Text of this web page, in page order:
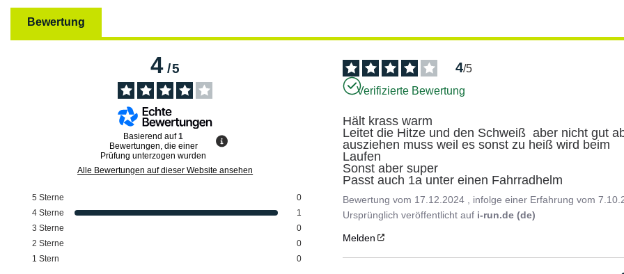
Bewertung
4/5
Basierend auf1
Bewertungen, die einer
Prüfung unterzogen wurden
Alle Bewertungen auf dieser Website ansehen
5 Sterne
0
4 Sterne
1
3 Sterne
0
2 Sterne
0
1 Stern 0
4/5
Verifizierte Bewertung
Hält krass warm
Leitet die Hitze und den Schweiß  aber nicht gut
ausziehen muss weil es sonst zu heiß wird beim
Laufen
Sonst aber super
Passt auch 1a unter einen Fahrradhelm
Bewertung vom 17.12.2024 , infolge einer Erfahrung vom
Ursprünglich veröffentlicht auf i-run.de (de)
Melden